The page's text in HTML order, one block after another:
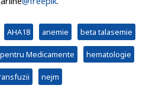
AHA18 anemie beta talasemie
Medicamente hematologie
nejm